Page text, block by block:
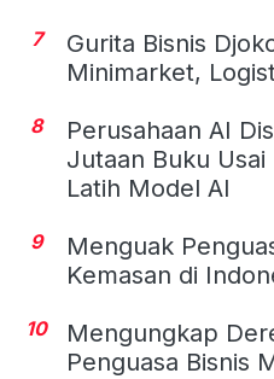
7
Gurita Bisnis
Minimarket,
8
Perusahaan AI
Jutaan Buku
Latih Model AI
9
Menguak
Kemasan di
10
Mengungkap
Penguasa Bisnis